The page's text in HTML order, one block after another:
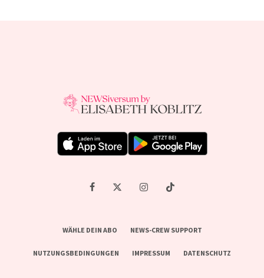
WÄHLE DEIN ABO NEWS-CREW SUPPORT
NUTZUNGSBEDINGUNGEN IMPRESSUM DATENSCHUTZ